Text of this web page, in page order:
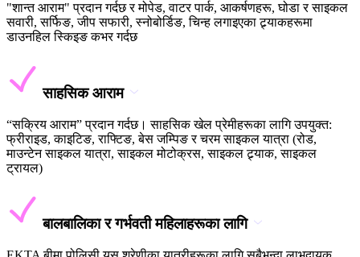
"शान्त आराम" प्रदान गर्दछ र मोपेड, वाटर पार्क, आकर्षणहरू, घोडा र साइकल
सवारी, सर्फिङ, जीप सफारी, स्नोबोर्डिङ, चिन्ह लगाइएका ट्र्याकहरूमा
डाउनहिल स्किइङ कभर गर्दछ
साहसिक आराम
“सक्रिय आराम” प्रदान गर्दछ। साहसिक खेल प्रेमीहरूका लागि उपयुक्त:
फ्रीराइड, काइटिङ, राफ्टिङ, बेस जम्पिङ र चरम साइकल यात्रा (रोड,
माउन्टेन साइकल यात्रा, साइकल मोटोक्रस, साइकल ट्र्याक, साइकल
ट्रायल)
बालबालिका र गर्भवती महिलाहरूका लागि